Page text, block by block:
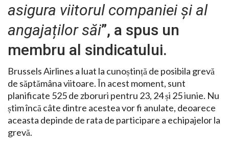
asigura viitorul companiei și al
angajaților săi”, a spus un
membru al sindicatului.
Brussels Airlines a luat la cunoștință de posibila grevă
de săptămâna viitoare. În acest moment, sunt
planificate 525 de zboruri pentru 23, 24 și 25 iunie. Nu
știm încă câte dintre acestea vor fi anulate, deoarece
aceasta depinde de rata de participare a echipajelor la
grevă.